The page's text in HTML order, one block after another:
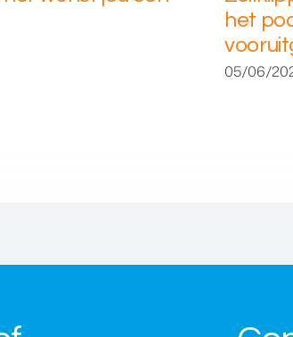
het
05/06/